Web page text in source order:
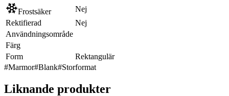
Frostsäker
Nej
Rektifierad
Nej
Användningsområde
Färg
Form
Rektangulär
#Marmor#Blank#Storformat
Liknande produkter